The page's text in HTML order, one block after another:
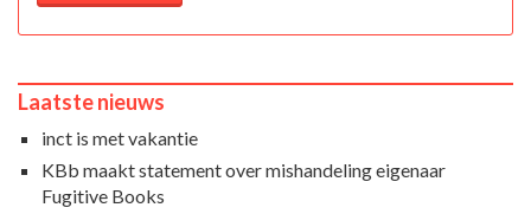
Laatste nieuws
inct is met vakantie
KBb maakt statement over mishandeling eigenaar
Fugitive Books